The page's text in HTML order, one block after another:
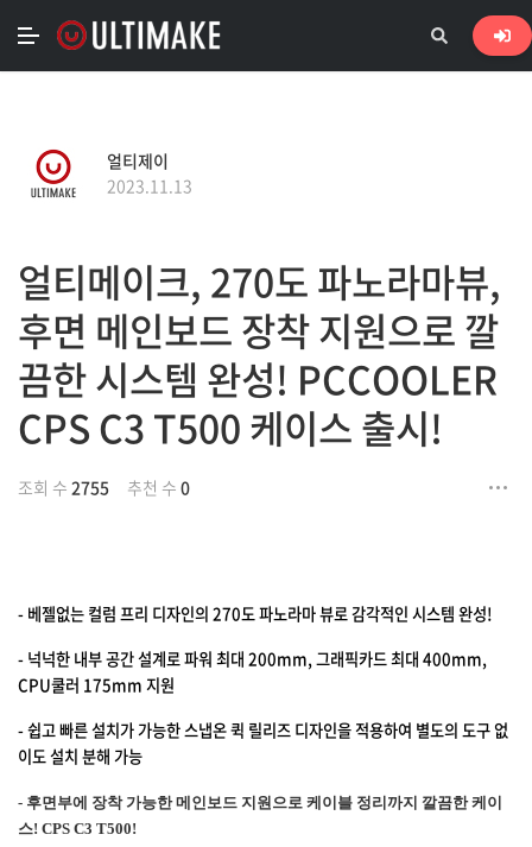
얼티제이
2023.11.13
얼티메이크, 270도 파노라마뷰,
후면 메인보드 장착 지원으로 깔
끔한 시스템 완성! PCCOOLER
CPS C3 T500 케이스 출시!
조회 수 2755 추천 수 0
- 베젤없는 컬럼 프리 디자인의 270도 파노라마 뷰로 감각적인 시스템 완성!
- 넉넉한 내부 공간 설계로 파워 최대 200mm, 그래픽카드 최대 400mm,
CPU쿨러 175mm 지원
- 쉽고 빠른 설치가 가능한 스냅온 퀵 릴리즈 디자인을 적용하여 별도의 도구 없
이도 설치 분해 가능
- 후면부에 장착 가능한 메인보드 지원으로 케이블 정리까지 깔끔한 케이
스! CPS C3 T500!